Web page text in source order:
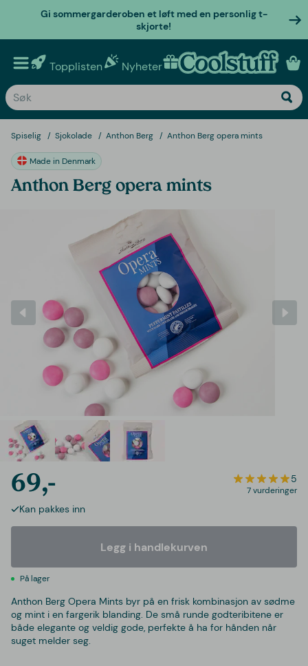
Gi sommergarderoben et løft med en personlig t-
skjorte!
Topplisten Nyheter Personlige gaver
Spiselig Sjokolade Anthon Berg Anthon Berg opera mints
Made in Denmark
Anthon Berg opera mints
69,- 5
7 vurderinger
Kan pakkes inn
Legg i handlekurven
På lager
Anthon Berg Opera Mints byr på en frisk kombinasjon av sødme
og mint i en fargerik blanding. De små runde godteribitene er
både elegante og veldig gode, perfekte å ha for hånden når
suget melder seg.